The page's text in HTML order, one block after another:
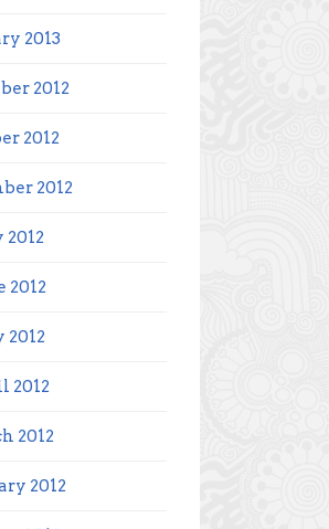
2013
2012
2012
2012
2012
2012
2012
2012
2012
2012